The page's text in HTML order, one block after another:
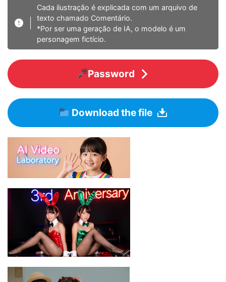
Cada ilustração é explicada com um arquivo de
texto chamado Comentário.
*Por ser uma geração de IA, o modelo é um
personagem fictício.
Password
Download the file